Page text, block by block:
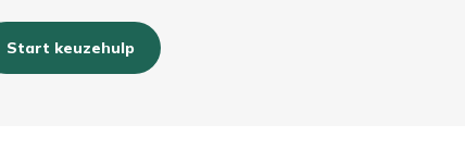
Start keuzehulp